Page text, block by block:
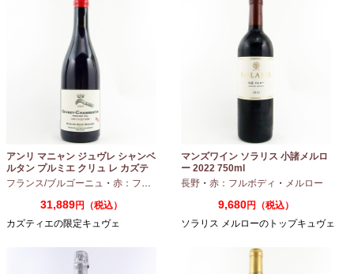
アンリ マニャン ジュヴレ シャンベ
ルタン プルミエ クリュ レ カズテ
ィエ エルバージュ 24 モワ 2023
フランス/ブルゴーニュ ・ 赤：フルボディ ・ピノノワール
31,889円（税込）
カズティエの限定キュヴェ
マンズワイン ソラリス 小諸メルロ
ー 2022 750ml
長野 ・ 赤：フルボディ ・ メルロー
9,680円（税込）
ソラリス メルローのトップキュヴェ